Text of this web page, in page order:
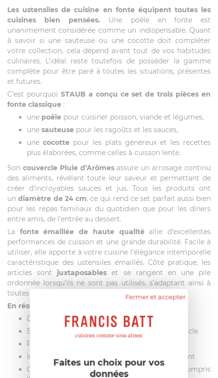
Les ustensiles de cuisine en fonte équipent toutes les
cuisines bien pensées. Une poêle en fonte est
unanimement considérée comme un indispensable. Quant
à savoir si une sauteuse ou une cocotte doit compléter
votre collection, cela dépend avant tout de vos habitudes
culinaires. L’idéal reste toutefois de posséder la gamme
complète pour être paré à toutes les situations, présentes
et futures.
C’est pourquoi STAUB a conçu ce set de trois pièces en
fonte classique :
une poêle pour cuisiner poisson, viande et légumes,
une sauteuse pour les ragoûts et les sauces,
une cocotte pour les plats généreux et les recettes
plus élaborées, comme celles à cuisson lente.
Son couvercle Pluie d’Arômesassure un arrosage continu
des aliments, révélant toute leur saveur et permettant de
créer d’incroyables sauces et jus. Tous les produits ont
undiamètre de 24 cm, ce qui rend ce set parfait aussi bien
pour les repas familiaux du quotidien que pour les dîners
entre amis, de l’entrée au dessert.
La fonte émaillée de haute qualitéallie d’excellentes
performances de cuisson et une grande durabilité. Facile à
utiliser, elle apporte à votre cuisine l’élégance intemporelle
caractéristique des ustensiles émaillés. Côté pratique, les
articles sont juxtaposables et se rangent en une pile
ordonnée lorsqu’ils ne sont pas utilisés, s’adaptant ainsi à
toutes les cuisines, même les plus petites.
En résumé :
Diamètre de 24 cm
Set 3 pièces : cocotte, sauteuse, poêle et couvercle
Fonte émaillée de haute qualité
Inclut 4 protections de rebord pour le rangement
Convient à toutes les plaques de cuisson, y compris
Fermer et accepter
Faites un choix pour vos
données